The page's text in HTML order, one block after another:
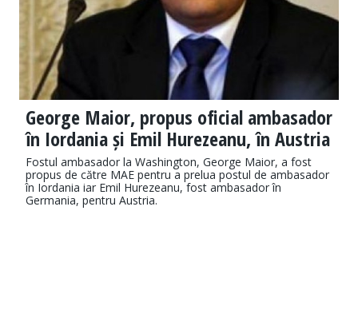
George Maior, propus oficial ambasador
în Iordania și Emil Hurezeanu, în Austria
Fostul ambasador la Washington, George Maior, a fost
propus de către MAE pentru a prelua postul de ambasador
în Iordania iar Emil Hurezeanu, fost ambasador în
Germania, pentru Austria.